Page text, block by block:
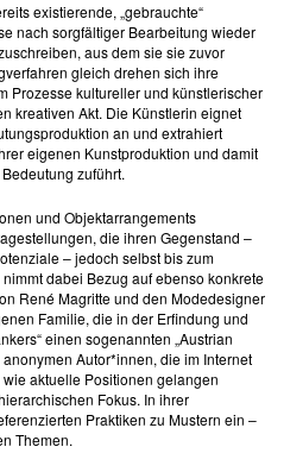
existierende, „gebrauchte“
nach sorgfältiger Bearbeitung wieder
aus dem sie sie zuvor
gleich drehen sich ihre
Prozesse kultureller und künstlerischer
kreativen Akt. Die Künstlerin eignet
an und extrahiert
eigenen Kunstproduktion und damit
zuführt.
und Objektarrangements
die ihren Gegenstand –
– jedoch selbst bis zum
dabei Bezug auf ebenso konkrete
René Magritte und den Modedesigner
Familie, die in der Erfindung und
einen sogenannten „Austrian
Autor*innen, die im Internet
wie aktuelle Positionen gelangen
Fokus. In ihrer
Praktiken zu Mustern ein –
Themen.